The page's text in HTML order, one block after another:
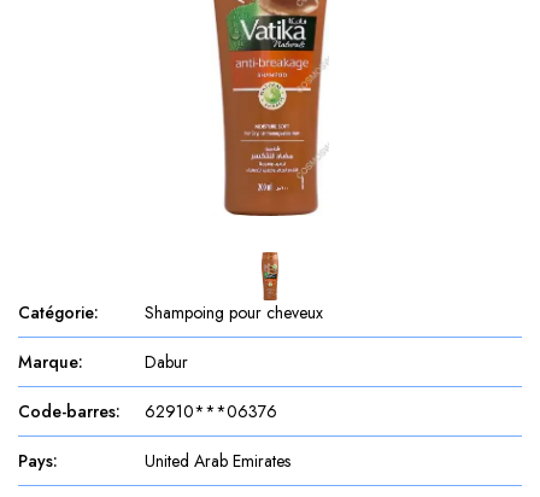
Catégorie: Shampoing pour cheveux
Marque: Dabur
Code-barres: 62910***06376
Pays: United Arab Emirates